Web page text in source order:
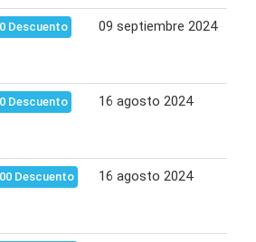
Descuento 09 septiembre 2024
Descuento 16 agosto 2024
Descuento 16 agosto 2024